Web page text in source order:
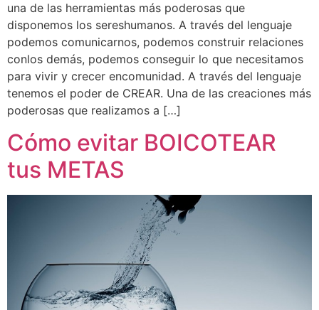
una de las herramientas más poderosas que
disponemos los sereshumanos. A través del lenguaje
podemos comunicarnos, podemos construir relaciones
conlos demás, podemos conseguir lo que necesitamos
para vivir y crecer encomunidad. A través del lenguaje
tenemos el poder de CREAR. Una de las creaciones más
poderosas que realizamos a […]
Cómo evitar BOICOTEAR
tus METAS